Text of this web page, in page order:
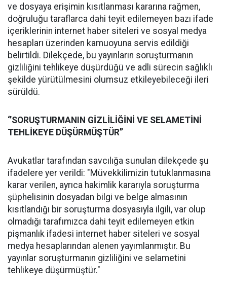
ve dosyaya erişimin kısıtlanması kararına rağmen,
doğruluğu taraflarca dahi teyit edilemeyen bazı ifade
içeriklerinin internet haber siteleri ve sosyal medya
hesapları üzerinden kamuoyuna servis edildiği
belirtildi. Dilekçede, bu yayınların soruşturmanın
gizliliğini tehlikeye düşürdüğü ve adli sürecin sağlıklı
şekilde yürütülmesini olumsuz etkileyebileceği ileri
sürüldü.
‘’SORUŞTURMANIN GİZLİLİĞİNİ VE SELAMETİNİ
TEHLİKEYE DÜŞÜRMÜŞTÜR’’
Avukatlar tarafından savcılığa sunulan dilekçede şu
ifadelere yer verildi: "Müvekkilimizin tutuklanmasına
karar verilen, ayrıca hakimlik kararıyla soruşturma
şüphelisinin dosyadan bilgi ve belge almasının
kısıtlandığı bir soruşturma dosyasıyla ilgili, var olup
olmadığı tarafımızca dahi teyit edilemeyen etkin
pişmanlık ifadesi internet haber siteleri ve sosyal
medya hesaplarından alenen yayımlanmıştır. Bu
yayınlar soruşturmanın gizliliğini ve selametini
tehlikeye düşürmüştür."